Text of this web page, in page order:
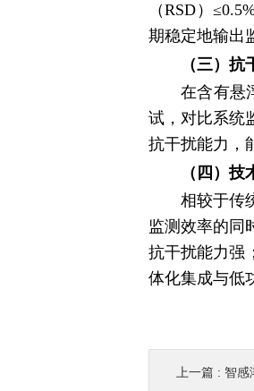
（RSD）
期稳定地输出
（三）
在含有悬
试，对比系统
抗干扰能力，
（四）
相较于传
监测效率的同
抗干扰能力强
体化集成与低
上一篇 : 智感溶